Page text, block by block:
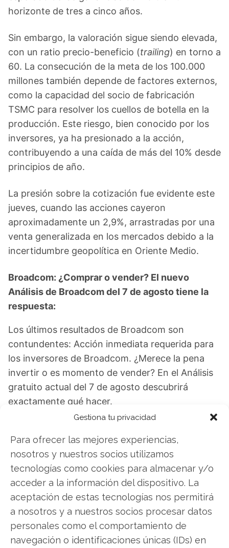
Gestiona tu privacidad
Para ofrecer las mejores experiencias,
nosotros y nuestros socios utilizamos
tecnologías como cookies para almacenar y/o
acceder a la información del dispositivo. La
aceptación de estas tecnologías nos permitirá
a nosotros y a nuestros socios procesar datos
personales como el comportamiento de
navegación o identificaciones únicas (IDs) en
horizonte de tres a cinco años.
Sin embargo, la valoración sigue siendo elevada,
con un ratio precio-beneficio (trailing) en torno a
60. La consecución de la meta de los 100.000
millones también depende de factores externos,
como la capacidad del socio de fabricación
TSMC para resolver los cuellos de botella en la
producción. Este riesgo, bien conocido por los
inversores, ya ha presionado a la acción,
contribuyendo a una caída de más del 10% desde
principios de año.
La presión sobre la cotización fue evidente este
jueves, cuando las acciones cayeron
aproximadamente un 2,9%, arrastradas por una
venta generalizada en los mercados debido a la
incertidumbre geopolítica en Oriente Medio.
Broadcom: ¿Comprar o vender? El nuevo
Análisis de Broadcom del 7 de agosto tiene la
respuesta:
Los últimos resultados de Broadcom son
contundentes: Acción inmediata requerida para
los inversores de Broadcom. ¿Merece la pena
invertir o es momento de vender? En el Análisis
gratuito actual del 7 de agosto descubrirá
exactamente qué hacer.
Broadcom: ¿Comprar o vender?
Broadcom
Compartir este artículo
Twitter